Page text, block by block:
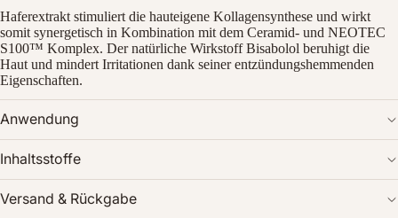
Haferextrakt stimuliert die hauteigene Kollagensynthese und wirkt
somit synergetisch in Kombination mit dem Ceramid- und NEOTEC
S100™ Komplex. Der natürliche Wirkstoff Bisabolol beruhigt die
Haut und mindert Irritationen dank seiner entzündungshemmenden
Eigenschaften.
Anwendung
Inhaltsstoffe
Versand & Rückgabe